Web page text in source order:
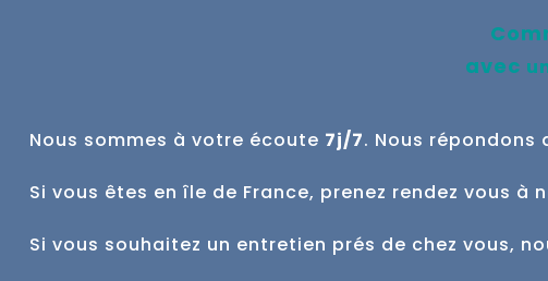
avec
Nous sommes à votre écoute 7j/7. Nous répondons
Si vous êtes en île de France, prenez rendez vous
Si vous souhaitez un entretien prés de chez vous,